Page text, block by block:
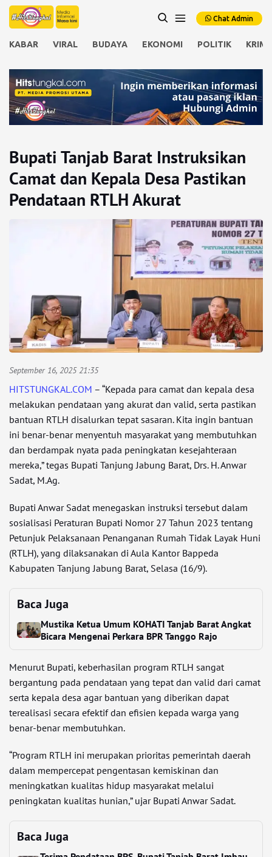
Chat Admin
KABAR VIRAL BUDAYA EKONOMI POLITIK
Bupati Tanjab Barat Instruksikan
Camat dan Kepala Desa Pastikan
Pendataan RTLH Akurat
September 16, 2025 21:35
HITSTUNGKAL.COM – “Kepada para camat dan kepala desa
melakukan pendataan yang akurat dan valid, serta pastikan
bantuan RTLH disalurkan tepat sasaran. Kita ingin bantuan
ini benar-benar menyentuh masyarakat yang membutuhkan
dan berdampak nyata pada peningkatan kesejahteraan
mereka,” tegas Bupati Tanjung Jabung Barat, Drs. H. Anwar
Sadat, M.Ag.
Bupati Anwar Sadat menegaskan instruksi tersebut dalam
sosialisasi Peraturan Bupati Nomor 27 Tahun 2023 tentang
Petunjuk Pelaksanaan Penanganan Rumah Tidak Layak Huni
(RTLH), yang dilaksanakan di Aula Kantor Bappeda
Kabupaten Tanjung Jabung Barat, Selasa (16/9).
Baca Juga
Mustika Ketua Umum KOHATI Tanjab Barat Angkat
Bicara Mengenai Perkara BPR Tanggo Rajo
Menurut Bupati, keberhasilan program RTLH sangat
bergantung pada pendataan yang tepat dan valid dari camat
serta kepala desa agar bantuan yang diberikan dapat
terealisasi secara efektif dan efisien kepada warga yang
benar-benar membutuhkan.
“Program RTLH ini merupakan prioritas pemerintah daerah
dalam mempercepat pengentasan kemiskinan dan
meningkatkan kualitas hidup masyarakat melalui
peningkatan kualitas hunian,” ujar Bupati Anwar Sadat.
Baca Juga